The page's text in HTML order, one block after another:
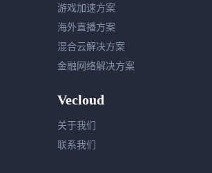
游戏加速方案
海外直播方案
混合云解决方案
金融网络解决方案
Vecloud
关于我们
联系我们